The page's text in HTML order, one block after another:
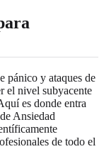
pánico y ataques de
el nivel subyacente
es donde entra
Ansiedad
de todo el